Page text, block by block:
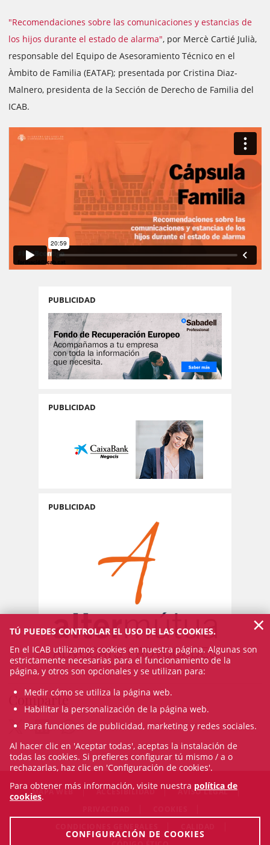
"Recomendaciones sobre las comunicaciones y estancias de
los hijos durante el estado de alarma", por Mercè Cartié Julià,
responsable del Equipo de Asesoramiento Técnico en el
Àmbito de Familia (EATAF); presentada por Cristina Diaz-
Malnero, presidenta de la Sección de Derecho de Familia del
ICAB.
PUBLICIDAD
PUBLICIDAD
PUBLICIDAD
Comparte
MAPA WEB ACCESIBILIDAD
AVISO LEGAL
TÚ PUEDES CONTROLAR EL USO DE LAS COOKIES.
En el ICAB utilizamos cookies en nuestra página. Algunas son
estrictamente necesarias para el funcionamiento de la
página, y otros son opcionales y se utilizan para:
Medir cómo se utiliza la página web.
Habilitar la personalización de la página web.
Para funciones de publicidad, marketing y redes sociales.
Al hacer clic en 'Aceptar todas', aceptas la instalación de
todas las cookies. Si prefieres configurar tú mismo / a o
rechazarlas, haz clic en 'Configuración de cookies'.
Para obtener más información, visite nuestra política de
cookies.
CONFIGURACIÓN DE COOKIES
×